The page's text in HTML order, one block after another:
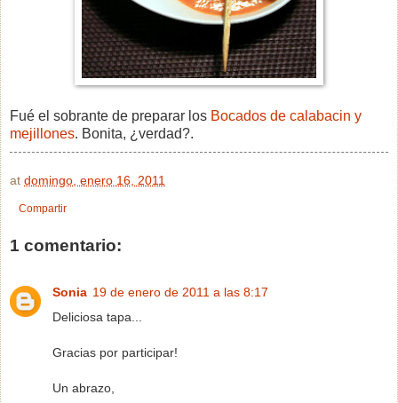
Fué el sobrante de preparar los Bocados de calabacin y
mejillones. Bonita, ¿verdad?.
at domingo, enero 16, 2011
Compartir
1 comentario:
Sonia 19 de enero de 2011 a las 8:17
Deliciosa tapa...
Gracias por participar!
Un abrazo,